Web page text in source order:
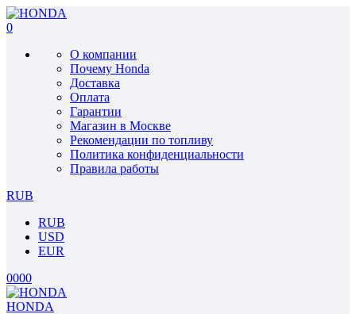
0
О компании
Почему Honda
Доставка
Оплата
Гарантии
Магазин в Москве
Рекомендации по топливу
Политика конфиденциальности
Правила работы
RUB
RUB
USD
EUR
0000
HONDA